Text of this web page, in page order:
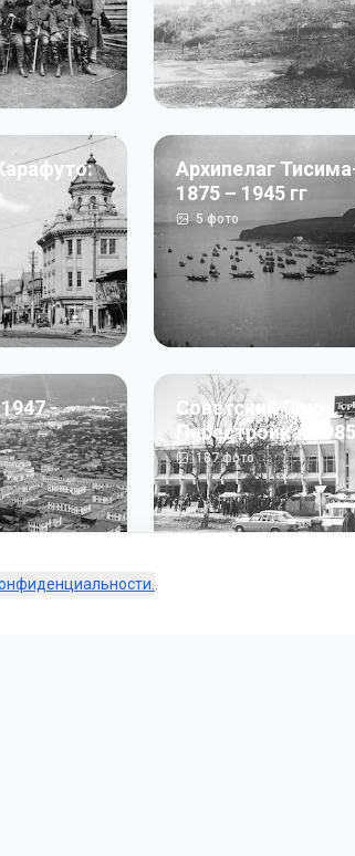
Архипелаг
1875 – 1945 гг
5фото
-
Советский Союз.
Перестройка: 1985
187фото